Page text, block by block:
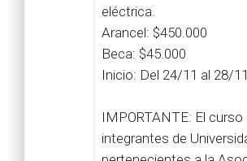
eléctrica.
Arancel: $450.000
Beca: $45.000
Inicio: Del 24/11 al 28/11
IMPORTANTE: El
integrantes de